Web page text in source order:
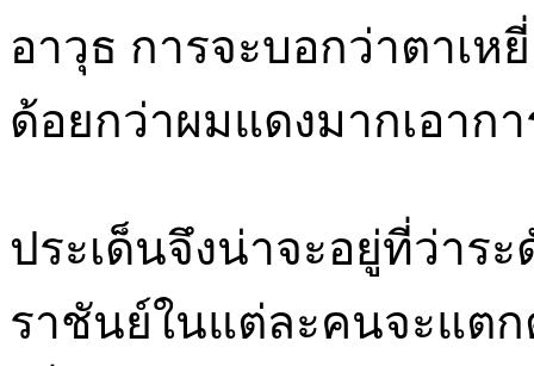
อาวุธ การจะบอกว่าตาเ
ด้อยกว่าผมแดงมากเอาก
ประเด็นจึงน่าจะอยู่ที่ว่าร
ราชันย์ในแต่ละคนจะแต